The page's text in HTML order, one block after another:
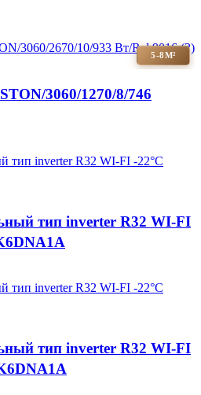
5-8М²
3060/1270/8/746
тип inverter R32 WI-FI
тип inverter R32 WI-FI